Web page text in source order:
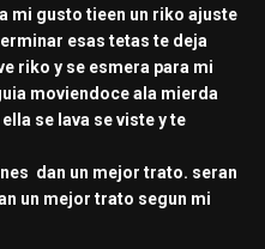
mi gusto tieen un riko ajuste
esas tetas te deja
riko y se esmera para mi
moviendoce ala mierda
se lava se viste y te
dan un mejor trato. seran
un mejor trato segun mi